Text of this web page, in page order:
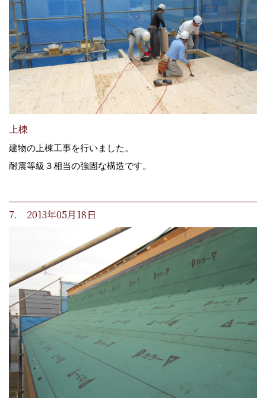
上棟
建物の上棟工事を行いました。
耐震等級３相当の強固な構造です。
7. 2013年05月18日